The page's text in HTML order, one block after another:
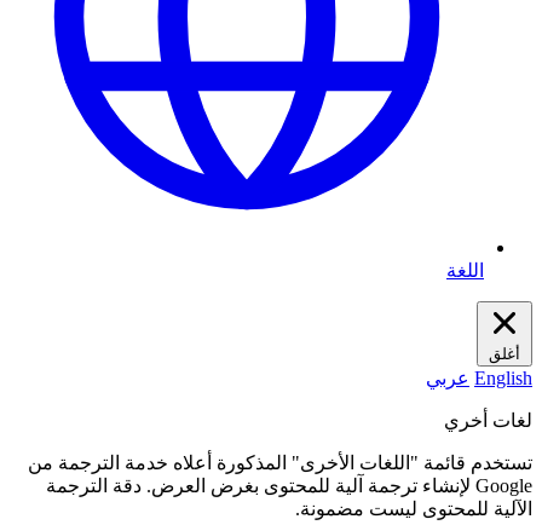
اللغة
أغلق
English عربي
لغات أخري
تستخدم قائمة "اللغات الأخرى" المذكورة أعلاه خدمة الترجمة من
Google لإنشاء ترجمة آلية للمحتوى بغرض العرض. دقة الترجمة
الآلية للمحتوى ليست مضمونة.